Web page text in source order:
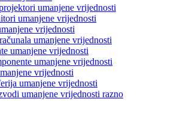
umanjene vrijednosti
umanjene vrijednosti
vrijednosti
umanjene vrijednosti
umanjene vrijednosti
umanjene vrijednosti
vrijednosti
umanjene vrijednosti
umanjene vrijednosti razno